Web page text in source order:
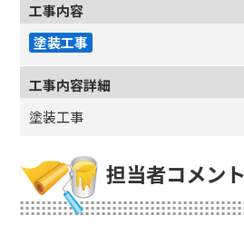
工事内容
塗装工事
工事内容詳細
塗装工事
担当者コメント